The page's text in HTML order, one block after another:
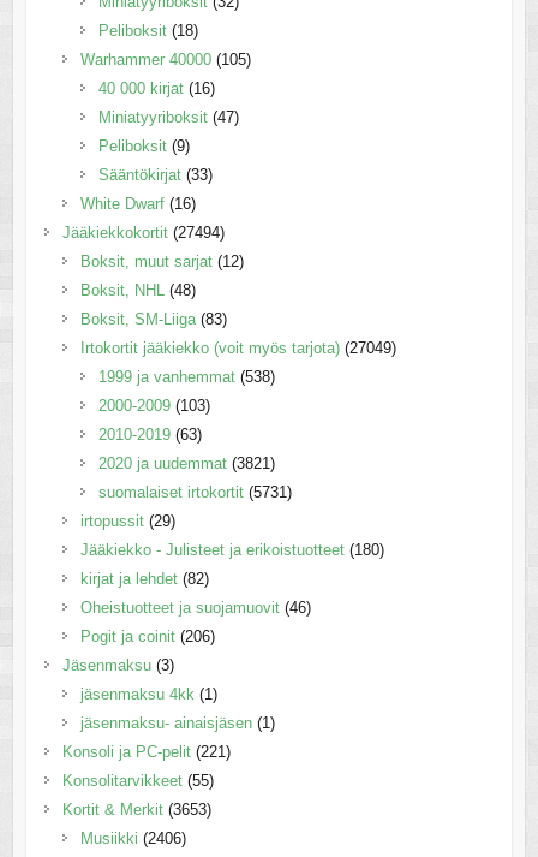
Peliboksit (18)
Warhammer 40000 (105)
40 000 kirjat (16)
Miniatyyriboksit (47)
Peliboksit (9)
Sääntökirjat (33)
White Dwarf (16)
Jääkiekkokortit (27494)
Boksit, muut sarjat (12)
Boksit, NHL (48)
Boksit, SM-Liiga (83)
Irtokortit jääkiekko (voit myös tarjota) (27049)
1999 ja vanhemmat (538)
2000-2009 (103)
2010-2019 (63)
2020 ja uudemmat (3821)
suomalaiset irtokortit (5731)
irtopussit (29)
Jääkiekko - Julisteet ja erikoistuotteet (180)
kirjat ja lehdet (82)
Oheistuotteet ja suojamuovit (46)
Pogit ja coinit (206)
Jäsenmaksu (3)
jäsenmaksu 4kk (1)
jäsenmaksu- ainaisjäsen (1)
Konsoli ja PC-pelit (221)
Konsolitarvikkeet (55)
Kortit & Merkit (3653)
Musiikki (2406)